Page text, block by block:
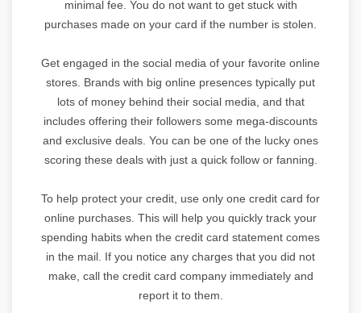
minimal fee. You do not want to get stuck with
purchases made on your card if the number is stolen.
Get engaged in the social media of your favorite online
stores. Brands with big online presences typically put
lots of money behind their social media, and that
includes offering their followers some mega-discounts
and exclusive deals. You can be one of the lucky ones
scoring these deals with just a quick follow or fanning.
To help protect your credit, use only one credit card for
online purchases. This will help you quickly track your
spending habits when the credit card statement comes
in the mail. If you notice any charges that you did not
make, call the credit card company immediately and
report it to them.